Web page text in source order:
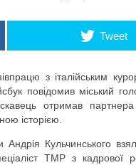
Tweet
з італійським
повідомив міський
отримав
історією.
Андрія Кульчинського
ТМР з кадрової